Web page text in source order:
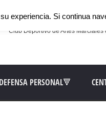
Club Deportivo de Artes Marciales
DEFENSA PERSONAL🔻
experiencia. Si continua